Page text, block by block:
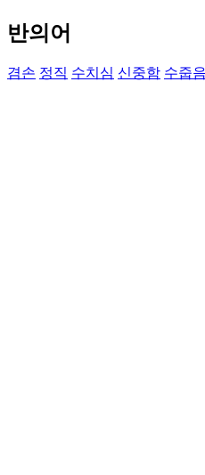
반의어
겸손 정직 수치심 신중함 수줍음